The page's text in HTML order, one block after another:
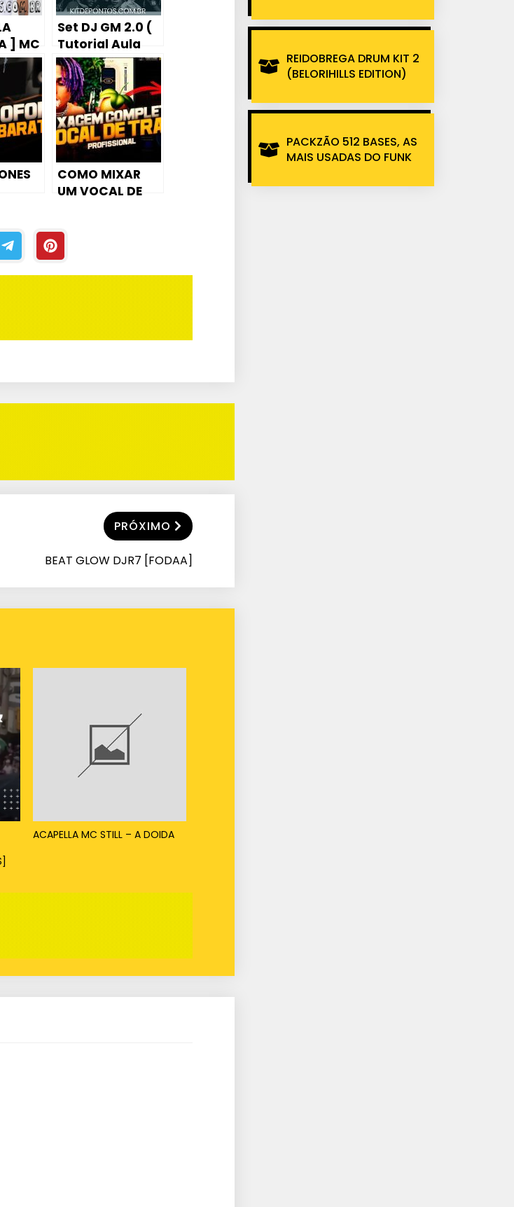
] MC
VC
Set DJ GM 2.0 (
Tutorial Aula
Piano /
Karaokê)
COMO MIXAR
UM VOCAL DE
PRÓXIMO
BEAT GLOW DJR7 [FODAA]
ACAPELLA MC STILL – A DOIDA
REIDOBREGA DRUM KIT 2
(BELORIHILLS EDITION)
PACKZÃO 512 BASES, AS
MAIS USADAS DO FUNK